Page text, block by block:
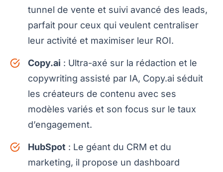
tunnel de vente et suivi avancé des leads,
parfait pour ceux qui veulent centraliser
leur activité et maximiser leur ROI.
Copy.ai : Ultra-axé sur la rédaction et le
copywriting assisté par IA, Copy.ai séduit
les créateurs de contenu avec ses
modèles variés et son focus sur le taux
d’engagement.
HubSpot : Le géant du CRM et du
marketing, il propose un dashboard